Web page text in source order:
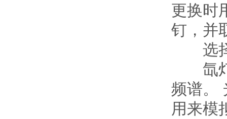
更换时
钉，并
选择
氙灯
频谱。
用来模